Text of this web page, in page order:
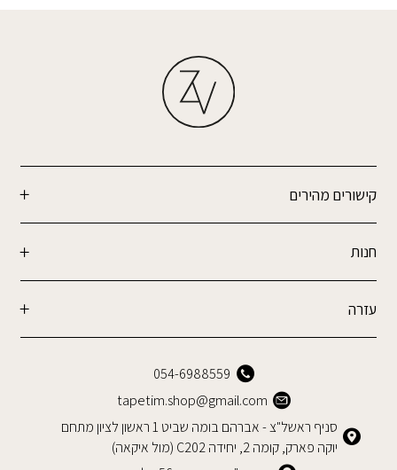
קישורים מהירים
חנות
עזרה
054-6988559
tapetim.shop@gmail.com
סניף ראשל"צ - אברהם בומה שביט 1 ראשון לציון מתחם
יוקה פארק, קומה 2, יחידה C202 (מול איקאה)